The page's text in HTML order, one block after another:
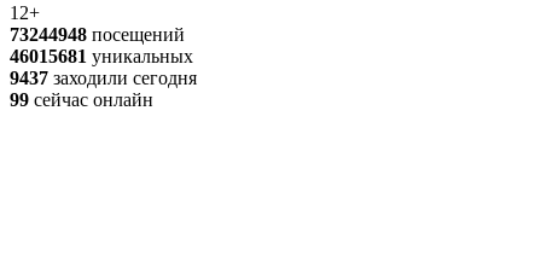
12+
73244948 посещений
46015681 уникальных
9437 заходили сегодня
99 сейчас онлайн